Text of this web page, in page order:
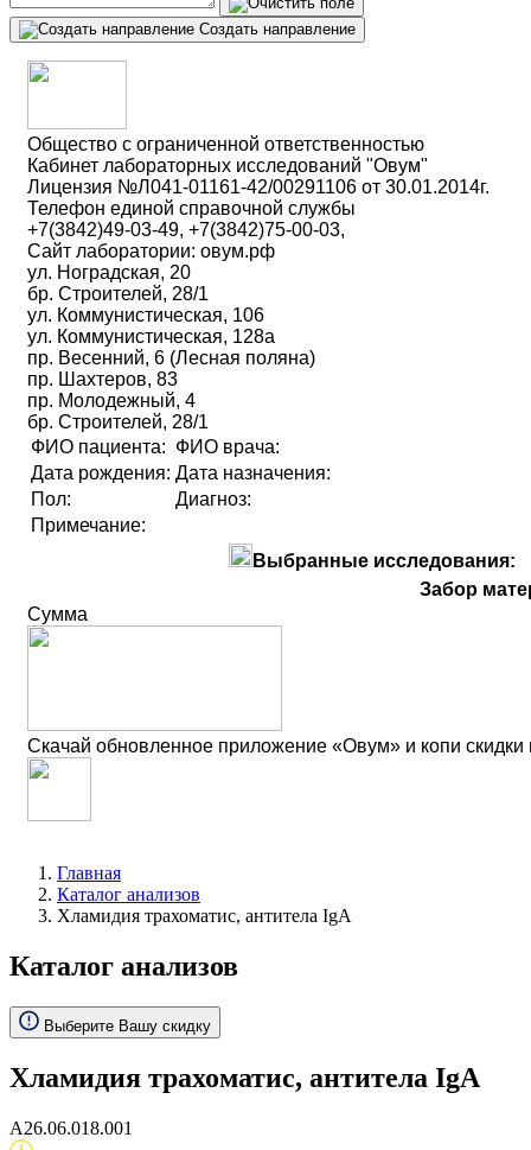
Создать направление
Общество с ограниченной ответственностью
Кабинет лабораторных исследований "Овум"
Лицензия №Л041-01161-42/00291106 от 30.01.2014г.
Телефон единой справочной службы
+7(3842)49-03-49, +7(3842)75-00-03,
Сайт лаборатории: овум.рф
ул. Ноградская, 20
бр. Строителей, 28/1
ул. Коммунистическая, 106
ул. Коммунистическая, 128а
пр. Весенний, 6 (Лесная поляна)
пр. Шахтеров, 83
пр. Молодежный, 4
бр. Строителей, 28/1
ФИО пациента: ФИО врача:
Дата рождения: Дата назначения:
Пол:
Диагноз:
Примечание:
Выбранные исследования:
Забор
Сумма
Скачай обновленное приложение «Овум» и копи скидки
Главная
Каталог анализов
Хламидия трахоматис, антитела IgА
Каталог анализов
Выберите Вашу скидку
Хламидия трахоматис, антитела IgА
A26.06.018.001